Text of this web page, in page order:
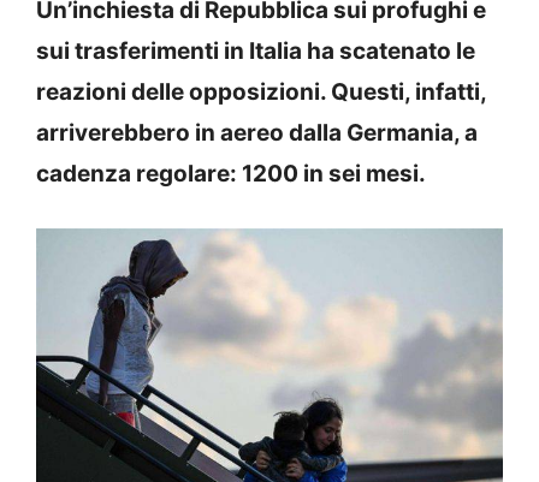
Un’inchiesta di Repubblica sui profughi e
sui trasferimenti in Italia ha scatenato le
reazioni delle opposizioni. Questi, infatti,
arriverebbero in aereo dalla Germania, a
cadenza regolare: 1200 in sei mesi.